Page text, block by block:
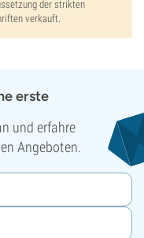
der strikten
verkauft.
erste
und erfahre
Angeboten.